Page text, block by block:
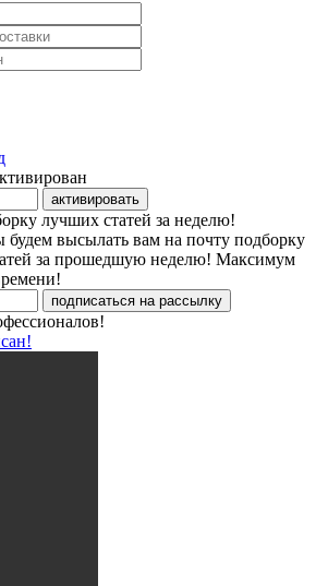
активировать
лучших статей за неделю!
высылать вам на почту подборку
за прошедшую неделю! Максимум
подписаться на рассылку